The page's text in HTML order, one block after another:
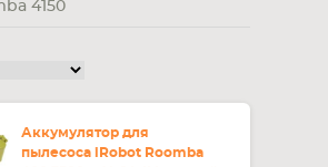
4150
Аккумулятор для
пылесоса iRobot Roomba